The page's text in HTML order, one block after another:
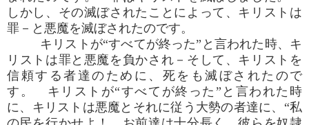
しかし、その滅ぼされたことによって、キリストは
罪－と悪魔を滅ぼされたのです。
キリストが“すべてが終った”と言われた時、キ
リストは罪と悪魔を負かされ－そして、キリストを
信頼する者達のために、死をも滅ぼされたので
す。 キリストが“すべてが終った”と言われた時
に、キリストは悪魔とそれに従う大勢の者達に、“私